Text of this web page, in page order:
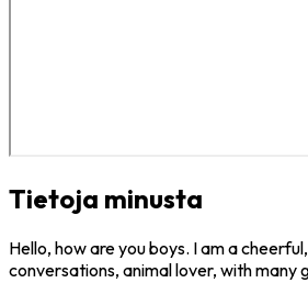
Tietoja minusta
Hello, how are you boys. I am a
conversations, animal lover, with many